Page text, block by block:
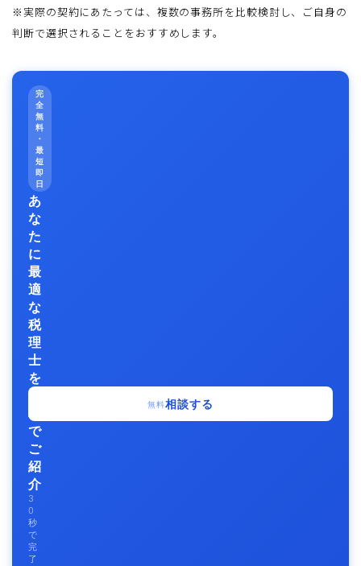
※実際の契約にあたっては、複数の事務所を比較検討し、ご自身の
判断で選択されることをおすすめします。
完
全
無
料
・
最
短
即
日
あ
な
た
に
最
適
な
税
理
士
を
無
料
で
ご
紹
介
3
0
秒
で
完
了
無料相談する